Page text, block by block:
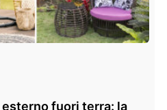
esterno fuori terra: la